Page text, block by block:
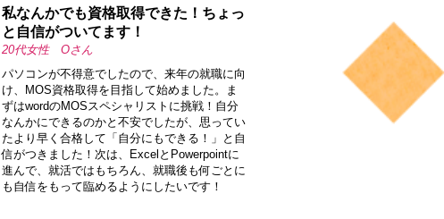
私なんかでも資格取得できた！ちょっ
と自信がついてます！
20代女性 Oさん
パソコンが不得意でしたので、来年の就職に向
け、MOS資格取得を目指して始めました。ま
ずはwordのMOSスペシャリストに挑戦！自分
なんかにできるのかと不安でしたが、思ってい
たより早く合格して「自分にもできる！」と自
信がつきました！次は、ExcelとPowerpointに
進んで、就活ではもちろん、就職後も何ごとに
も自信をもって臨めるようにしたいです！